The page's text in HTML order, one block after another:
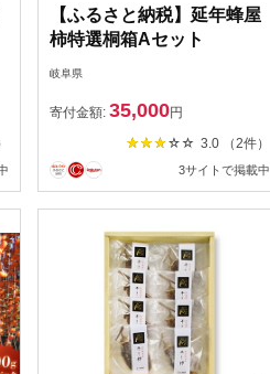
【ふるさと納税】延年蜂屋
柿特選桐箱Aセット
岐阜県
寄付金額:35,000円
3.0 （2件）
3サイトで掲載中